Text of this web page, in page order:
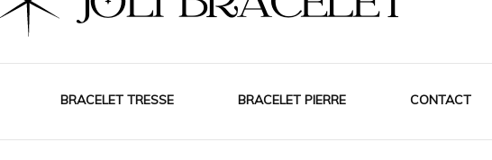
BRACELET TRESSE BRACELET PIERRE CONTACT